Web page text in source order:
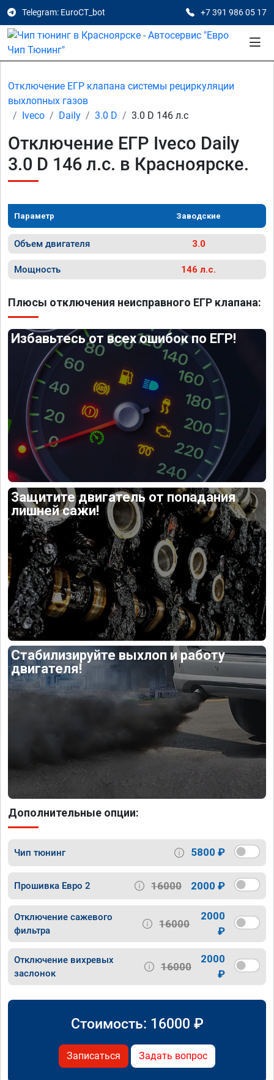
Telegram: EuroCT_bot +7 391 986 05 17
Отключение ЕГР клапана системы рециркуляции
выхлопных газов
Iveco
Daily 3.0 D 3.0 D 146 л.с
Отключение ЕГР Iveco Daily
3.0 D 146 л.с. в Красноярске.
Параметр Заводские
Объем двигателя 3.0
Мощность 146 л.с.
Плюсы отключения неисправного ЕГР клапана:
Избавьтесь от всех ошибок по ЕГР!
Защитите двигатель от попадания
лишней сажи!
Стабилизируйте выхлоп и работу
двигателя!
Дополнительные опции:
Чип тюнинг 5800 ₽
Прошивка Евро 2 16000 2000 ₽
Отключение сажевого
фильтра
16000
2000
₽
Отключение вихревых
заслонок
16000
2000
₽
Стоимость: 16000 ₽
Записаться Задать вопрос